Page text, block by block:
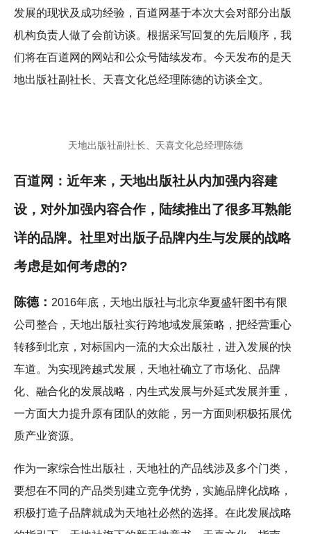
发展的现状及成功经验，百道网基于本次大会对部分出版
机构负责人做了会前访谈。根据采写回复的先后顺序，我
们将在百道网的网站和公众号陆续发布。今天发布的是天
地出版社副社长、天喜文化总经理陈德的访谈全文。
天地出版社副社长、天喜文化总经理陈德
百道网：近年来，天地出版社从内加强内容建
设，对外加强内容合作，陆续推出了很多耳熟能
详的品牌。社里对出版子品牌内生与发展的战略
考虑是如何考虑的?
陈德： 2016年底，天地出版社与北京华夏盛轩图书有限
公司整合，天地出版社实行跨地域发展策略，把经营重心
转移到北京，对标国内一流的大众出版社，进入发展的快
车道。为实现跨越式发展，天地社确立了市场化、品牌
化、融合化的发展战略，内生式发展与外延式发展并重，
一方面大力提升原有团队的效能，另一方面则积极拓展优
质产业资源。
作为一家综合性出版社，天地社的产品线涉及多个门类，
要想在不同的产品类别建立竞争优势，实施品牌化战略，
积极打造子品牌就成为天地社必然的选择。在此发展战略